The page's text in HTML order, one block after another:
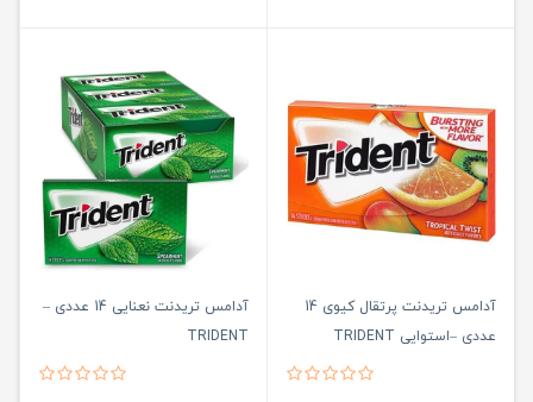
آدامس تریدنت پرتقال کیوی 14
عددی –استوایی TRIDENT
آدامس تریدنت نعنایی 14 عددی –
TRIDENT